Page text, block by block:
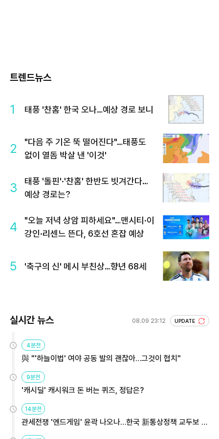
트렌드뉴스
1 태풍 '찬홈' 한국 오나…예상 경로 보니
2
"다음 주 기온 뚝 떨어진다"…태풍도
없이 열돔 박살 낸 '이것'
3
태풍 '돌핀'·'찬홈' 한반도 빗겨간다…
예상 경로는?
4
"오늘 저녁 상암 피하세요"…맨시티·이
강인·리센느 뜬다, 6호선 혼잡 예상
5 '축구의 신' 메시 부친상…향년 68세
실시간 뉴스 08.09 23:12 UPDATE
4분전
與 "'하늘이법' 여야 공동 발의 괜찮아…그것이 협치"
9분전
'캐시딜' 캐시워크 돈 버는 퀴즈, 정답은?
14분전
관세전쟁 '엔드게임' 윤곽 나오나…한국 新통상정책 교두보 활
용해야